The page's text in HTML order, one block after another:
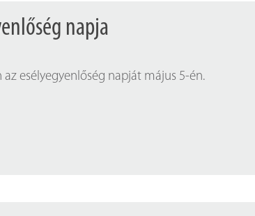
napja
esélyegyenlőség napját május 5-én.